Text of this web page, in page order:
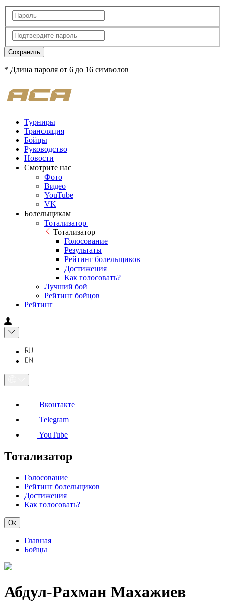
Сохранить
* Длина пароля от 6 до 16 символов
Турниры
Трансляция
Бойцы
Руководство
Новости
Смотрите нас
Фото
Видео
YouTube
VK
Болельщикам
Тотализатор
Тотализатор
Голосование
Результаты
Рейтинг болельщиков
Достижения
Как голосовать?
Лучший бой
Рейтинг бойцов
Рейтинг
Вконтакте
Telegram
YouTube
Тотализатор
Голосование
Рейтинг болельщиков
Достижения
Как голосовать?
Ок
Главная
Бойцы
Абдул-Рахман Махажиев